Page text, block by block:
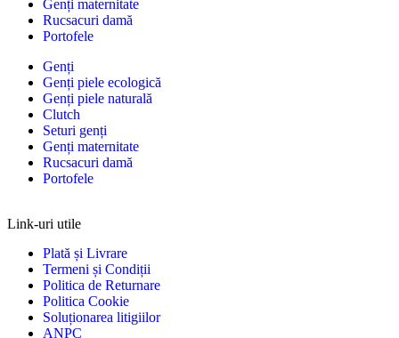
Genți maternitate
Rucsacuri damă
Portofele
Genți
Genți piele ecologică
Genți piele naturală
Clutch
Seturi genți
Genți maternitate
Rucsacuri damă
Portofele
Link-uri utile
Plată și Livrare
Termeni și Condiții
Politica de Returnare
Politica Cookie
Soluționarea litigiilor
ANPC